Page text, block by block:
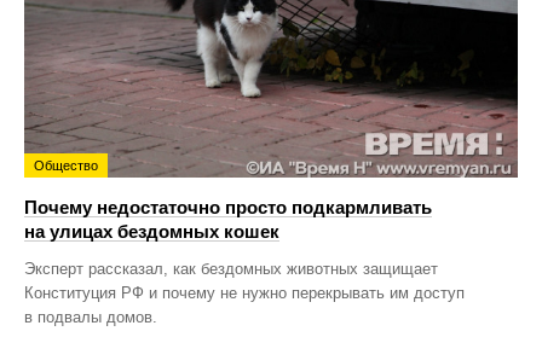
Общество
Почему недостаточно просто подкармливать
на улицах бездомных кошек
Эксперт рассказал, как бездомных животных защищает
Конституция РФ и почему не нужно перекрывать им доступ
в подвалы домов.